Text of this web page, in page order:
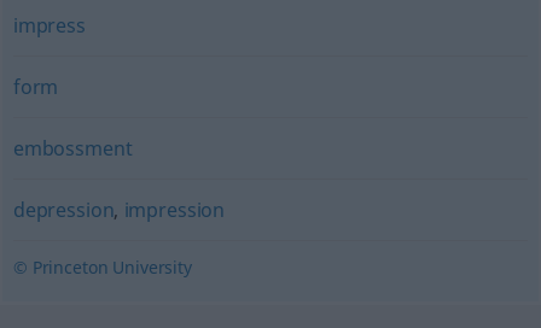
impress
form
embossment
depression, impression
© Princeton University